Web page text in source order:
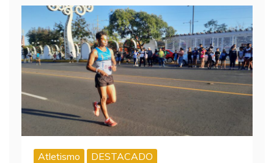
Atletismo DESTACADO